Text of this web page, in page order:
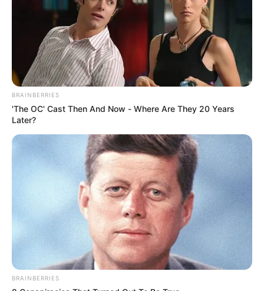
BRAINBERRIES
'The OC' Cast Then And Now - Where Are They 20 Years
Later?
BRAINBERRIES